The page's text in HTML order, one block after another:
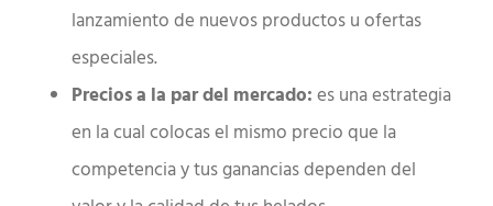
lanzamiento de nuevos productos u ofertas
especiales.
Precios a la par del mercado:es una estrategia
en la cual colocas el mismo precio que la
competencia y tus ganancias dependen del